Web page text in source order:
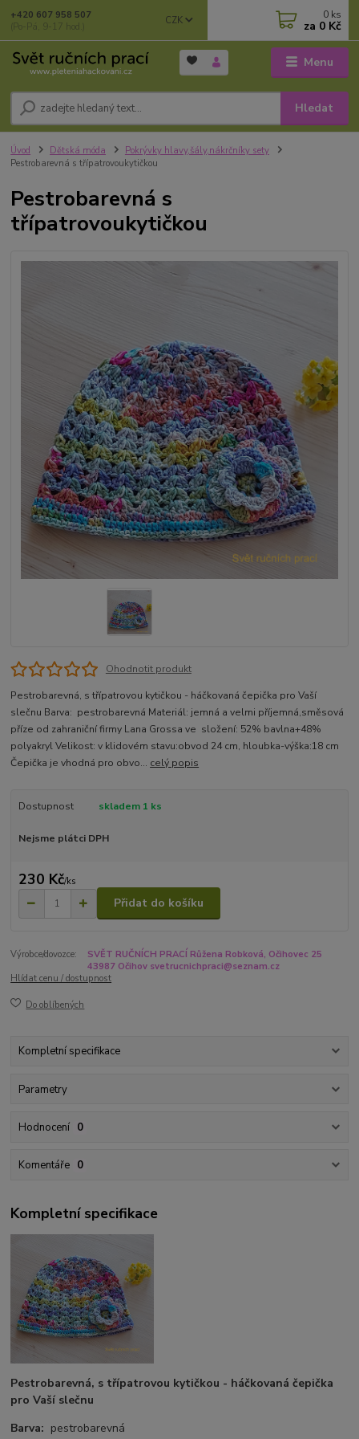
Menu
CZK
Hledat
+420 607 958 507
(Po-Pá, 9-17 hod.)
0 ks
za 0 Kč
Úvod Dětská móda
Pokrývky hlavy,šály,nákrčníky sety
Pestrobarevná s třípatrovoukytičkou
Pestrobarevná s
třípatrovoukytičkou
Ohodnotit produkt
Pestrobarevná, s třípatrovou kytičkou - háčkovaná čepička pro Vaší
slečnu Barva: pestrobarevná Materiál: jemná a velmi příjemná,směsová
příze od zahraniční firmy Lana Grossa ve složení: 52% bavlna+48%
polyakryl Velikost: v klidovém stavu:obvod 24 cm, hloubka-výška:18 cm
Čepička je vhodná pro obvo... celý popis
Dostupnost skladem 1 ks
Nejsme plátci DPH
230 Kč/ks
Přidat do košíku
Výrobce/dovozce:
SVĚT RUČNÍCH PRACÍ Růžena Robková, Očihovec 25
43987 Očihov svetrucnichpraci@seznam.cz
Hlídat cenu / dostupnost
Do oblíbených
Kompletní specifikace
Parametry
Hodnocení 0
Komentáře 0
Kompletní specifikace
Pestrobarevná, s třípatrovou kytičkou - háčkovaná čepička
pro Vaší slečnu
Barva: pestrobarevná